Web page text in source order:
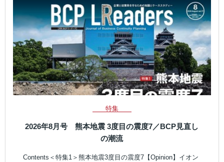
特集
2026年8月号 熊本地震 3度目の震度7／BCP見直し
の潮流
Contents＜特集1＞熊本地震3度目の震度7【Opinion】イオン